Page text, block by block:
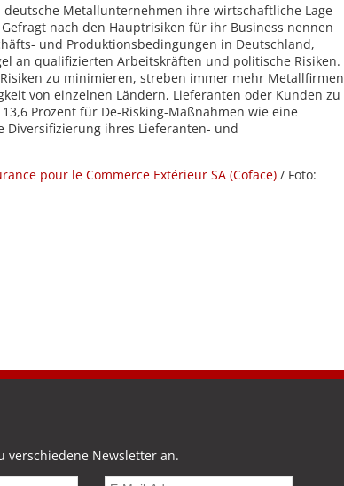
deutsche Metallunternehmen ihre wirtschaftliche Lage
Gefragt nach den Hauptrisiken für ihr Business nennen
und Produktionsbedingungen in Deutschland,
an qualifizierten Arbeitskräften und politische Risiken.
Risiken zu minimieren, streben immer mehr Metallfirmen
von einzelnen Ländern, Lieferanten oder Kunden zu
Prozent für De-Risking-Maßnahmen wie eine
Diversifizierung ihres Lieferanten- und
pour le Commerce Extérieur SA (Coface) / Foto:
verschiedene Newsletter an.